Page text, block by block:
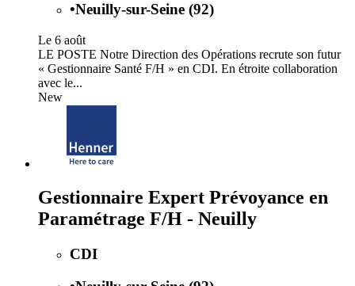
•Neuilly-sur-Seine (92)
Le 6 août
LE POSTE Notre Direction des Opérations recrute son futur
« Gestionnaire Santé F/H » en CDI. En étroite collaboration
avec le...
New
Gestionnaire Expert Prévoyance en
Paramétrage F/H - Neuilly
CDI